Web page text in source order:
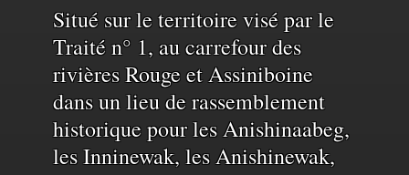
Reconnaissance
du
territoire
Situé sur le territoire visé par le
Traité n° 1, au carrefour des
rivières Rouge et Assiniboine
dans un lieu de rassemblement
historique pour les Anishinaabeg,
les Inninewak, les Anishinewak,